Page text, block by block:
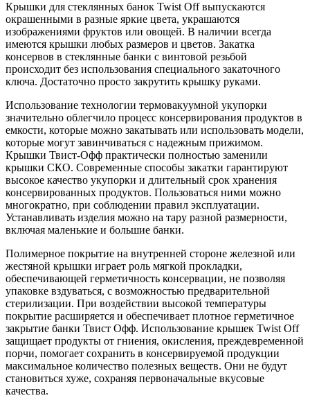
Крышки для стеклянных банок Twist Off выпускаются
окрашенными в разные яркие цвета, украшаются
изображениями фруктов или овощей. В наличии всегда
имеются крышки любых размеров и цветов. Закатка
консервов в стеклянные банки с винтовой резьбой
происходит без использования специального закаточного
ключа. Достаточно просто закрутить крышку руками.
Использование технологии термовакуумной укупорки
значительно облегчило процесс консервирования продуктов в
емкости, которые можно закатывать или использовать модели,
которые могут завинчиваться с надежным прижимом.
Крышки Твист-Офф практически полностью заменили
крышки СКО. Современные способы закатки гарантируют
высокое качество укупорки и длительный срок хранения
консервированных продуктов. Пользоваться ними можно
многократно, при соблюдении правил эксплуатации.
Устанавливать изделия можно на тару разной размерности,
включая маленькие и большие банки.
Полимерное покрытие на внутренней стороне железной или
жестяной крышки играет роль мягкой прокладки,
обеспечивающей герметичность консервации, не позволяя
упаковке вздуваться, с возможностью предварительной
стерилизации. При воздействии высокой температуры
покрытие расширяется и обеспечивает плотное герметичное
закрытие банки Твист Офф. Использование крышек Twist Off
защищает продукты от гниения, окисления, преждевременной
порчи, помогает сохранить в консервируемой продукции
максимальное количество полезных веществ. Они не будут
становиться хуже, сохраняя первоначальные вкусовые
качества.